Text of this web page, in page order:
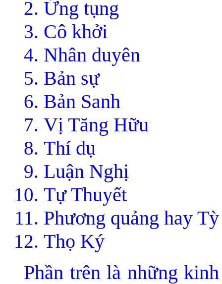
Ứng tụng
Cô khởi
Nhân duyên
Bản sự
Bản Sanh
Vị Tăng Hữu
Thí dụ
Luận Nghị
Tự Thuyết
Phương quảng hay
Thọ Ký
Phần trên là những